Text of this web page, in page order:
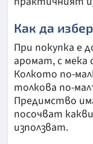
Как да
При покупка е
аромат, с мека
Колкото по-
толкова по-
Предимство
посочват
използват.